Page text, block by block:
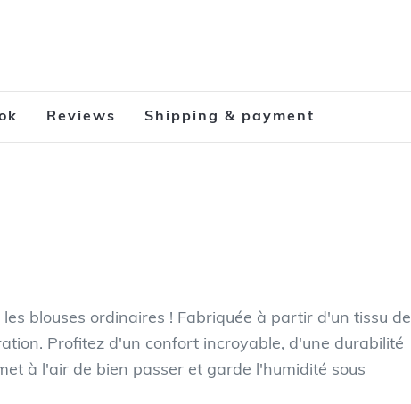
Reviews Shipping & payment
blouses ordinaires ! Fabriquée à partir d'un tissu de
Profitez d'un confort incroyable, d'une durabilité
à l'air de bien passer et garde l'humidité sous